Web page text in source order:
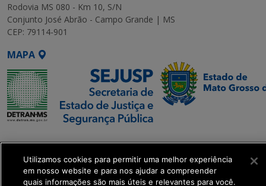
Rodovia MS 080 - Km 10, S/N
Conjunto José Abrão - Campo Grande | MS
CEP: 79114-901
MAPA
SETDIG | Secretaria-
Executiva de
Transformação Digital
Utilizamos cookies para permitir uma melhor experiência
em nosso website e para nos ajudar a compreender
quais informações são mais úteis e relevantes para você.